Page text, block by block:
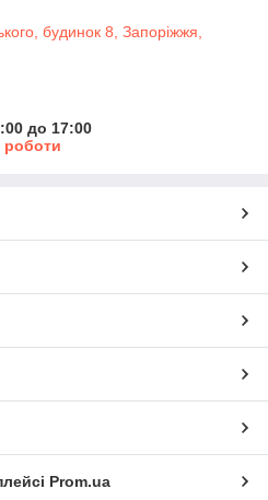
будинок 8, Запоріжжя,
до 17:00
роботи
Prom.ua